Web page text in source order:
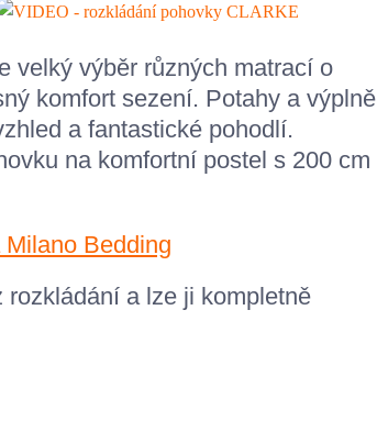
velký výběr různých matrací o
komfort sezení. Potahy a výplně
a fantastické pohodlí.
na komfortní postel s 200 cm
a lze ji kompletně